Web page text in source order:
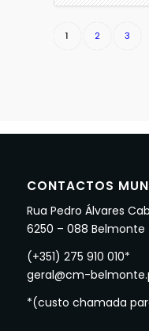
1 2 3
CONTACTOS
Rua Pedro Álvares
6250 – 088 Belmonte
(+351) 275 910 010*
geral@cm-
*(custo chamada